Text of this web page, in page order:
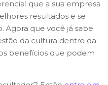
que a sua empresa
resultados e se
Agora que você já sabe
da cultura dentro da
benefícios que podem